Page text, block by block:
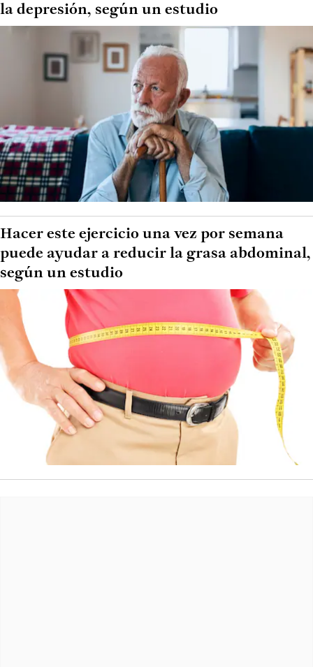
la depresión, según un estudio
Hacer este ejercicio una vez por semana
puede ayudar a reducir la grasa abdominal,
según un estudio